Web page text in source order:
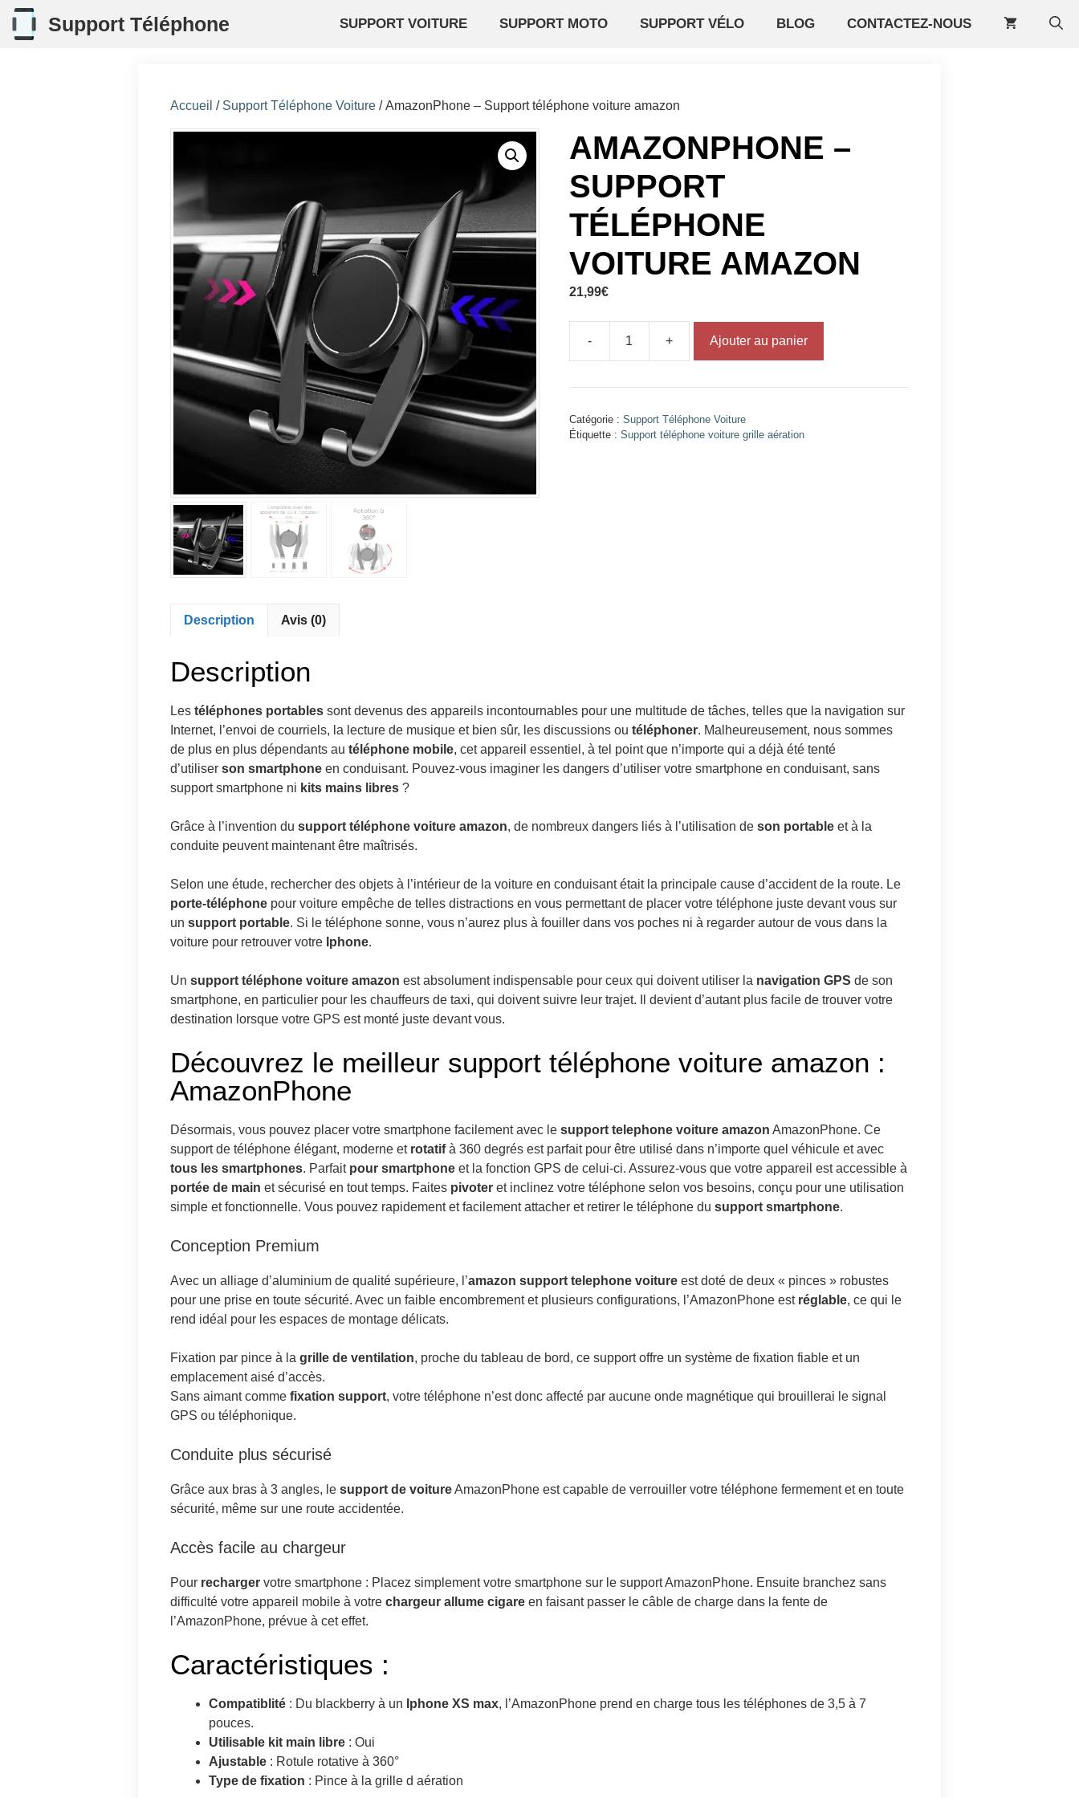
Aller
au
Support Téléphone SUPPORT VOITURE SUPPORT MOTO SUPPORT VÉLO BLOG CONTACTEZ-NOUS
Accueil / Support Téléphone Voiture / AmazonPhone – Support téléphone voiture amazon
AMAZONPHONE –
SUPPORT
TÉLÉPHONE
VOITURE AMAZON
21,99€
-
AmazonPhone
Support
+ Ajouter au panier
Catégorie : Support Téléphone Voiture
Étiquette : Support téléphone voiture grille aération
Description Avis (0)
Description
Les téléphones portables sont devenus des appareils incontournables pour une multitude de tâches, telles que la navigation sur
Internet, l’envoi de courriels, la lecture de musique et bien sûr, les discussions ou téléphoner. Malheureusement, nous sommes
de plus en plus dépendants au téléphone mobile, cet appareil essentiel, à tel point que n’importe qui a déjà été tenté
d’utiliser son smartphone en conduisant. Pouvez-vous imaginer les dangers d’utiliser votre smartphone en conduisant, sans
support smartphone ni kits mains libres ?
Grâce à l’invention du support téléphone voiture amazon, de nombreux dangers liés à l’utilisation de son portable et à la
conduite peuvent maintenant être maîtrisés.
Selon une étude, rechercher des objets à l’intérieur de la voiture en conduisant était la principale cause d’accident de la route. Le
porte-téléphone pour voiture empêche de telles distractions en vous permettant de placer votre téléphone juste devant vous sur
un support portable. Si le téléphone sonne, vous n’aurez plus à fouiller dans vos poches ni à regarder autour de vous dans la
voiture pour retrouver votre Iphone.
Un support téléphone voiture amazon est absolument indispensable pour ceux qui doivent utiliser la navigation GPS de son
smartphone, en particulier pour les chauffeurs de taxi, qui doivent suivre leur trajet. Il devient d’autant plus facile de trouver votre
destination lorsque votre GPS est monté juste devant vous.
Découvrez le meilleur support téléphone voiture amazon :
AmazonPhone
Désormais, vous pouvez placer votre smartphone facilement avec le support telephone voiture amazon AmazonPhone. Ce
support de téléphone élégant, moderne et rotatifà 360 degrés est parfait pour être utilisé dans n’importe quel véhicule et avec
tous les smartphones. Parfait pour smartphone et la fonction GPS de celui-ci. Assurez-vous que votre appareil est accessible à
portée de main et sécurisé en tout temps. Faites pivoter et inclinez votre téléphone selon vos besoins, conçu pour une utilisation
simple et fonctionnelle. Vous pouvez rapidement et facilement attacher et retirer le téléphone du support smartphone.
Conception Premium
Avec un alliage d’aluminium de qualité supérieure, l’amazon support telephone voiture est doté de deux « pinces » robustes
pour une prise en toute sécurité. Avec un faible encombrement et plusieurs configurations, l’AmazonPhone est réglable, ce qui le
rend idéal pour les espaces de montage délicats.
Fixation par pince à la grille de ventilation, proche du tableau de bord, ce support offre un système de fixation fiable et un
emplacement aisé d’accès.
Sans aimant comme fixation support, votre téléphone n’est donc affecté par aucune onde magnétique qui brouillerai le signal
GPS ou téléphonique.
Conduite plus sécurisé
Grâce aux bras à 3 angles, le support de voitureAmazonPhone est capable de verrouiller votre téléphone fermement et en toute
sécurité, même sur une route accidentée.
Accès facile au chargeur
Pour recharger votre smartphone : Placez simplement votre smartphone sur le support AmazonPhone. Ensuite branchez sans
difficulté votre appareil mobile à votre chargeur allume cigare en faisant passer le câble de charge dans la fente de
l’AmazonPhone, prévue à cet effet.
Caractéristiques :
Compatiblité : Du blackberry à un Iphone XS max, l’AmazonPhone prend en charge tous les téléphones de 3,5 à 7
pouces.
Utilisable kit main libre : Oui
Ajustable : Rotule rotative à 360°
Type de fixation : Pince à la grille d aération